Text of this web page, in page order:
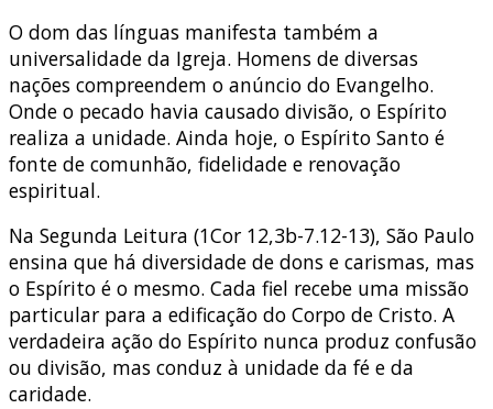
O dom das línguas manifesta também a
universalidade da Igreja. Homens de diversas
nações compreendem o anúncio do Evangelho.
Onde o pecado havia causado divisão, o Espírito
realiza a unidade. Ainda hoje, o Espírito Santo é
fonte de comunhão, fidelidade e renovação
espiritual.
Na Segunda Leitura (1Cor 12,3b-7.12-13), São Paulo
ensina que há diversidade de dons e carismas, mas
o Espírito é o mesmo. Cada fiel recebe uma missão
particular para a edificação do Corpo de Cristo. A
verdadeira ação do Espírito nunca produz confusão
ou divisão, mas conduz à unidade da fé e da
caridade.